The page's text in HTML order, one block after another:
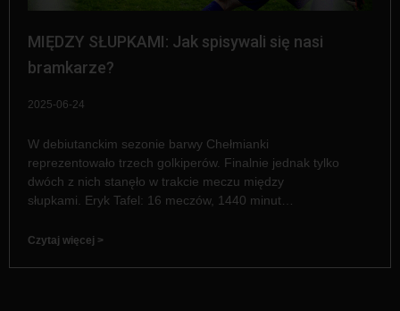
MIĘDZY SŁUPKAMI: Jak spisywali się nasi
bramkarze?
2025-06-24
W debiutanckim sezonie barwy Chełmianki
reprezentowało trzech golkiperów. Finalnie jednak tylko
dwóch z nich stanęło w trakcie meczu między
słupkami. Eryk Tafel: 16 meczów, 1440 minut…
Czytaj więcej >